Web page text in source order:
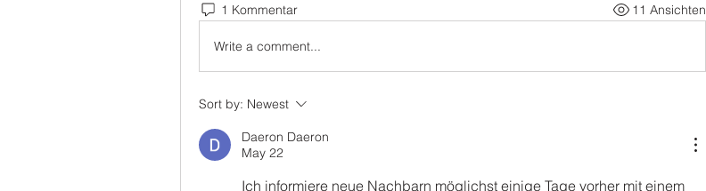
1 Kommentar 11 Ansichten
Write a comment...
Sort by: Newest
Daeron Daeron
May 22
Ich informiere neue Nachbarn möglichst einige Tage vorher mit einem